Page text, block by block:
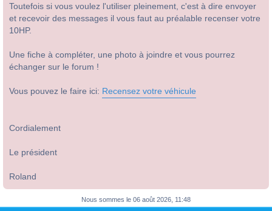
Toutefois si vous voulez l'utiliser pleinement, c'est à dire envoyer
et recevoir des messages il vous faut au préalable recenser votre
10HP.
Une fiche à compléter, une photo à joindre et vous pourrez
échanger sur le forum !
Vous pouvez le faire ici: Recensez votre véhicule
Cordialement
Le président
Roland
Nous sommes le 06 août 2026, 11:48